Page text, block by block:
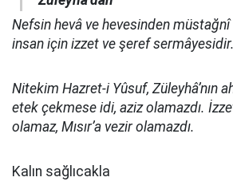
Nefsin hevâ ve hevesinden
insan için izzet ve şeref sermâyesidir.
Nitekim Hazret-i Yûsuf, Züleyhâ’nın
etek çekmese idi, aziz olamazdı.
olamaz, Mısır’a vezir olamazdı.
Kalın sağlıcakla